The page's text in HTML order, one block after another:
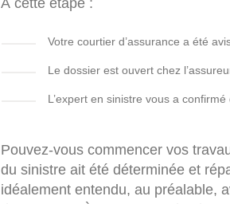
À cette étape :
Votre courtier d’assurance a été
Le dossier est ouvert chez
L’expert en sinistre vous a
Pouvez-vous commencer vos
du sinistre ait été déterminée et
idéalement entendu, au préalable,